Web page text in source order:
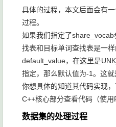
具体的过程，本文后面会有
过程。
如果我们指定了share_vocab
找表和目标单词查找表是一
default_value，在这里是
指定，那么默认值为-1。这
你想具体的知道其代码实现
C++核心部分查看代码（使用
数据集的处理过程